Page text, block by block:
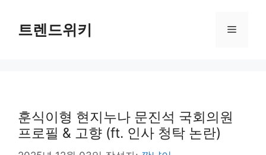
트렌드위키 메
훈식이형 현지누나 문진석 국회의원
프로필 & 고향 (ft. 인사 청탁 논란)